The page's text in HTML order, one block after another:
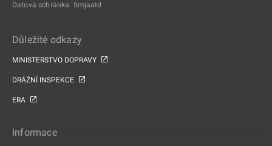
Datová schránka: 5mjaatd
Důležité odkazy
MINISTERSTVO DOPRAVY
DRÁŽNÍ INSPEKCE
ERA
Informace